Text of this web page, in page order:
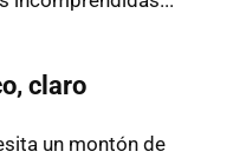
claro
un montón de